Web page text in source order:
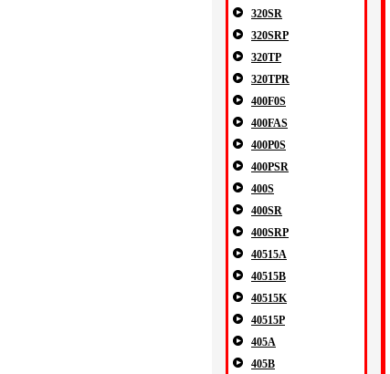
320SR
320SRP
320TP
320TPR
400F0S
400FAS
400P0S
400PSR
400S
400SR
400SRP
40515A
40515B
40515K
40515P
405A
405B